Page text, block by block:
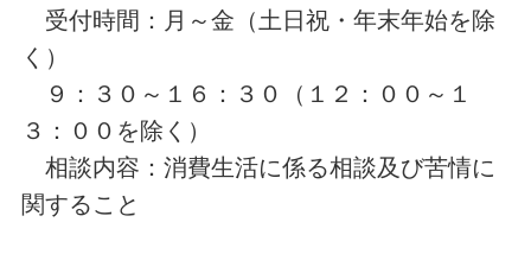
受付時間：月～金（土日祝・年末年始を除
く）
９：３０～１６：３０（１２：００～１
３：００を除く）
相談内容：消費生活に係る相談及び苦情に
関すること